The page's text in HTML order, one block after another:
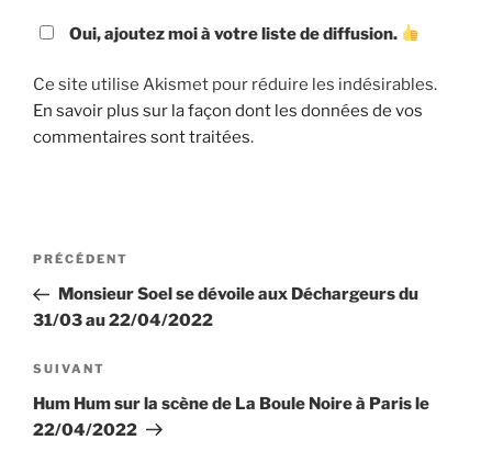
Oui, ajoutez moi à votre liste de diffusion.
Ce site utilise Akismet pour réduire les indésirables.
En savoir plus sur la façon dont les données de vos
commentaires sont traitées.
Navigation
l’article
Article
précédent
PRÉCÉDENT
Monsieur Soel se dévoile aux Déchargeurs du
31/03 au 22/04/2022
Article
suivant
SUIVANT
Hum Hum sur la scène de La Boule Noire à Paris le
22/04/2022